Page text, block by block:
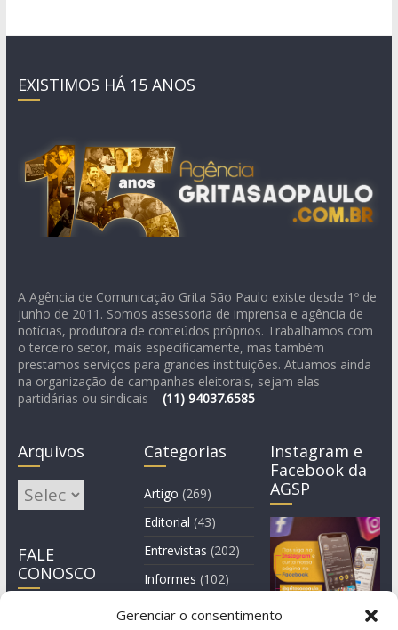
Gerenciar o consentimento
EXISTIMOS HÁ 15 ANOS
A Agência de Comunicação Grita São Paulo existe desde 1º de
junho de 2011. Somos assessoria de imprensa e agência de
notícias, produtora de conteúdos próprios. Trabalhamos com
o terceiro setor, mais especificamente, mas também
prestamos serviços para grandes instituições. Atuamos ainda
na organização de campanhas eleitorais, sejam elas
partidárias ou sindicais – (11) 94037.6585
Arquivos
Arquivos
FALE
CONOSCO
Categorias
Artigo (269)
Editorial (43)
Entrevistas (202)
Informes (102)
Manchete
Instagram e
Facebook da
AGSP